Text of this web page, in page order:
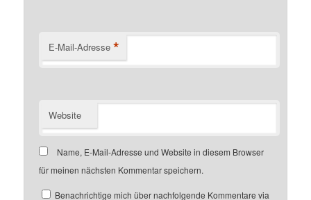
E-Mail-Adresse *
Website
Name, E-Mail-Adresse und Website in diesem Browser
für meinen nächsten Kommentar speichern.
Benachrichtige mich über nachfolgende Kommentare via